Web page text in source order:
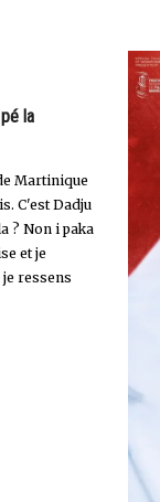
la
Martinique
C'est Dadju
? Non i paka
et je
ressens